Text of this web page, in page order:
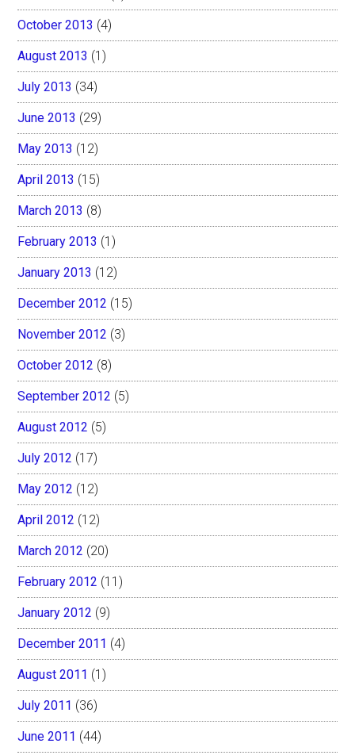
October 2013 (4)
August 2013 (1)
July 2013 (34)
June 2013 (29)
May 2013 (12)
April 2013 (15)
March 2013 (8)
February 2013 (1)
January 2013 (12)
December 2012 (15)
November 2012 (3)
October 2012 (8)
September 2012 (5)
August 2012 (5)
July 2012 (17)
May 2012 (12)
April 2012 (12)
March 2012 (20)
February 2012 (11)
January 2012 (9)
December 2011 (4)
August 2011 (1)
July 2011 (36)
June 2011 (44)